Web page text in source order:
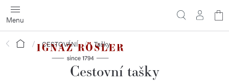
Přejít
na
obsah
Domů CESTOVÁNÍ Tašky
Cestovní tašky